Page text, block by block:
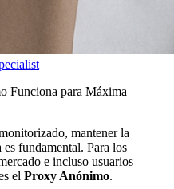
Funciona para Máxima
mantener la
fundamental. Para los
e incluso usuarios
el Proxy Anónimo.